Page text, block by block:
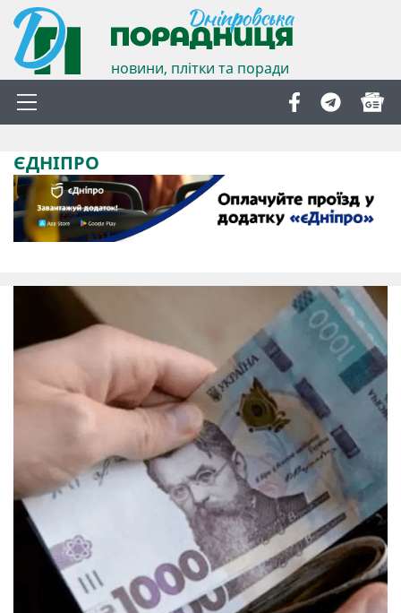
новини, плітки та поради
ЄДНІПРО